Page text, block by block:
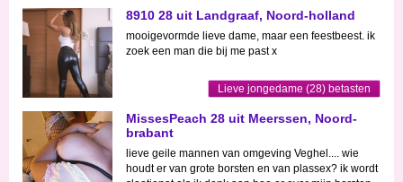
8910 28 uit Landgraaf, Noord-holland
mooigevormde lieve dame, maar een feestbeest. ik
zoek een man die bij me past x
Lieve jongedame (28) betasten
MissesPeach 28 uit Meerssen, Noord-
brabant
lieve geile mannen van omgeving Veghel.... wie
houdt er van grote borsten en van plassex? ik wordt